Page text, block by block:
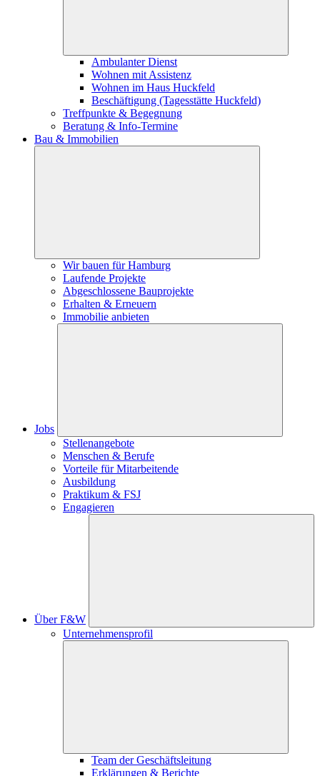
Ambulanter Dienst
Wohnen mit Assistenz
Wohnen im Haus Huckfeld
Beschäftigung (Tagesstätte Huckfeld)
Treffpunkte & Begegnung
Beratung & Info-Termine
Bau & Immobilien
Wir bauen für Hamburg
Laufende Projekte
Abgeschlossene Bauprojekte
Erhalten & Erneuern
Immobilie anbieten
Jobs
Stellenangebote
Menschen & Berufe
Vorteile für Mitarbeitende
Ausbildung
Praktikum & FSJ
Engagieren
Über F&W
Unternehmensprofil
Team der Geschäftsleitung
Erklärungen & Berichte